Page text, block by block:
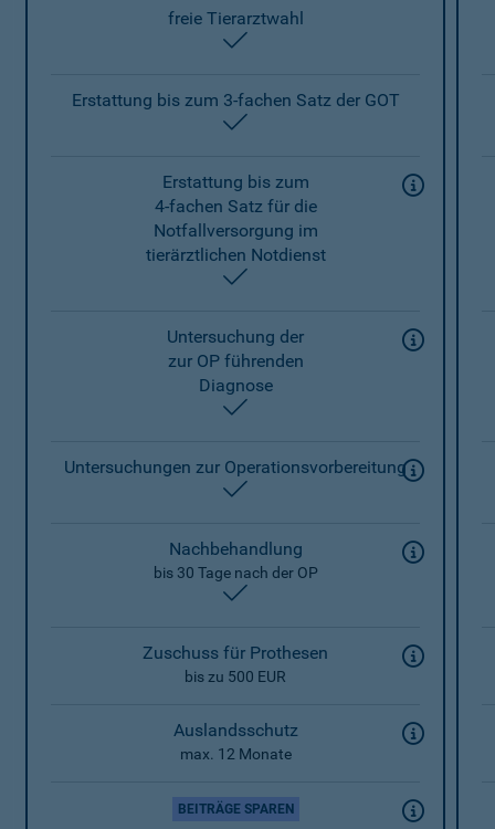
freie Tierarztwahl
Erstattung bis zum 3-fachen Satz der GOT
Erstattung bis zum
4-fachen Satz für die
Notfallversorgung im
tierärztlichen Notdienst
Untersuchung der
zur OP führenden
Diagnose
Untersuchungen zur Operationsvorbereitung
Nachbehandlung
bis 30 Tage nach der OP
Zuschuss für Prothesen
bis zu 500 EUR
Auslandsschutz
max. 12 Monate
BEITRÄGE SPAREN